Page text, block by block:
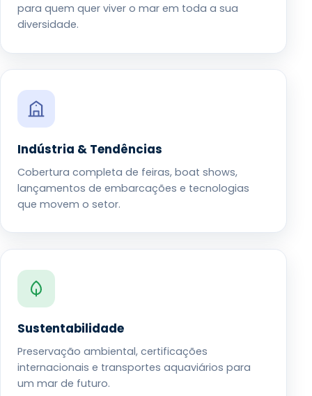
para quem quer viver o mar em toda a sua
diversidade.
Indústria & Tendências
Cobertura completa de feiras, boat shows,
lançamentos de embarcações e tecnologias
que movem o setor.
Sustentabilidade
Preservação ambiental, certificações
internacionais e transportes aquaviários para
um mar de futuro.